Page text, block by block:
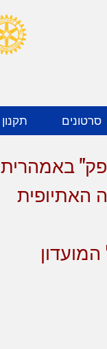
סרטונים תקנון
באמהרית
האתיופית